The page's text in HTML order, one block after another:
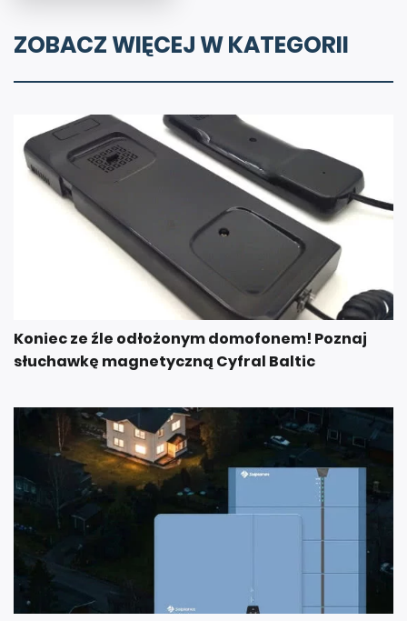
ZOBACZ WIĘCEJ W KATEGORII
Koniec ze źle odłożonym domofonem! Poznaj
słuchawkę magnetyczną Cyfral Baltic